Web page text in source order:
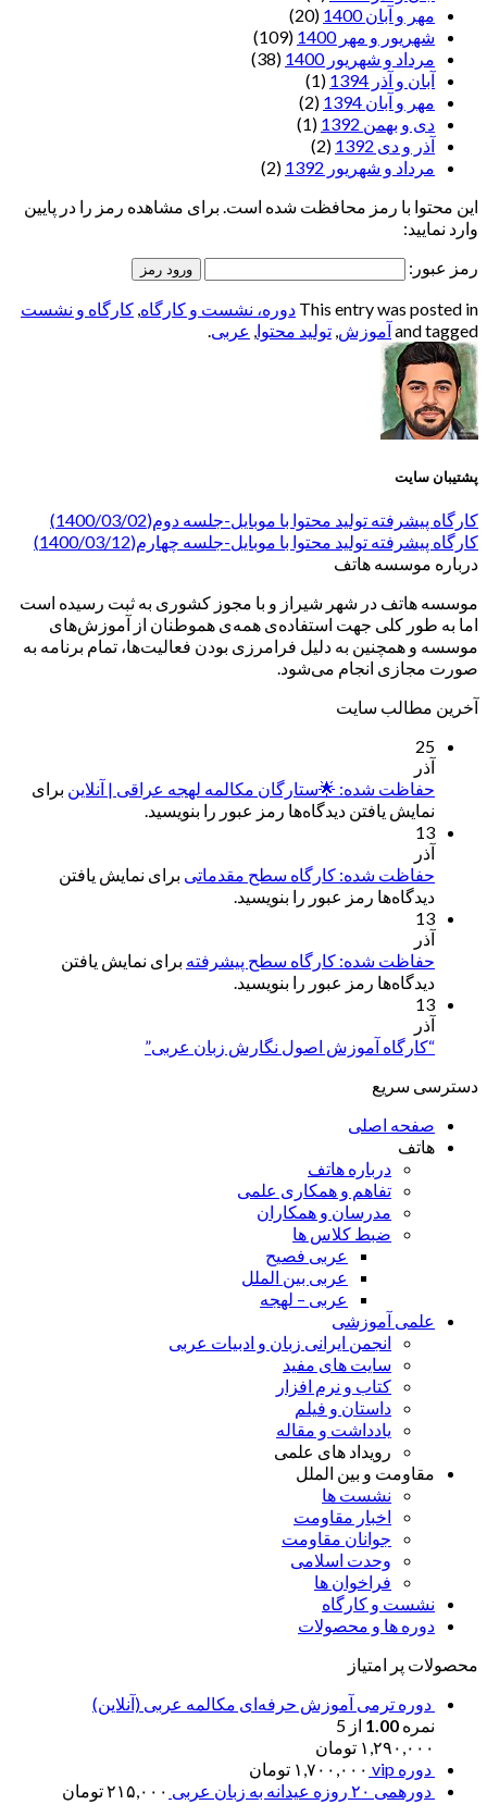
مهر و آبان 1400
(20)
شهریور و مهر 1400
(109)
مرداد و شهریور 1400
(38)
آبان و آذر 1394
(1)
مهر و آبان 1394
(2)
دی و بهمن 1392
(1)
آذر و دی 1392
(2)
مرداد و شهریور 1392
(2)
این محتوا با رمز محافظت شده است. برای مشاهده رمز را در پایین
وارد نمایید:
رمز عبور:
This entry was posted in دوره، نشست و کارگاه, کارگاه و نشست
and tagged آموزش, تولید محتوا, عربی.
پشتیبان سایت
کارگاه پیشرفته تولید محتوا با موبایل-جلسه دوم(1400/03/02)
کارگاه پیشرفته تولید محتوا با موبایل-جلسه چهارم(1400/03/12)
درباره موسسه هاتف
موسسه هاتف در شهر شیراز و با مجوز کشوری به ثبت رسیده است
اما به طور کلی جهت استفاده‌ی همه‌ی هموطنان از آموزش‌های
موسسه و همچنین به دلیل فرامرزی بودن فعالیت‌ها، تمام برنامه به
صورت مجازی انجام می‌شود.
آخرین مطالب سایت
25
آذر
حفاظت شده: 🌟ستارگان مکالمه لهجه عراقی | آنلاین برای
نمایش یافتن دیدگاه‌ها رمز عبور را بنویسید.
13
آذر
حفاظت شده: کارگاه سطح مقدماتی برای نمایش یافتن
دیدگاه‌ها رمز عبور را بنویسید.
13
آذر
حفاظت شده: کارگاه سطح پیشرفته برای نمایش یافتن
دیدگاه‌ها رمز عبور را بنویسید.
13
آذر
“کارگاه آموزش اصول نگارش زبان عربی”
دسترسی سریع
صفحه اصلی
هاتف
درباره هاتف
تفاهم و همکاری علمی
مدرسان و همکاران
ضبط کلاس ها
عربی فصیح
عربی بین الملل
عربی – لهجه
علمی آموزشی
انجمن ایرانی زبان و ادبیات عربی
سایت های مفید
کتاب و نرم افزار
داستان و فیلم
یادداشت و مقاله
رویداد های علمی
مقاومت و بین الملل
نشست ها
اخبار مقاومت
جوانان مقاومت
وحدت اسلامی
فراخوان ها
نشست و کارگاه
دوره ها و محصولات
محصولات پر امتیاز
دوره ترمی آموزش حرفه‌ای مکالمه عربی (آنلاین)
نمره 1.00 از 5
۱,۲۹۰,۰۰۰ تومان
دوره vip
۱,۷۰۰,۰۰۰ تومان
دورهمی ۲۰ روزه عیدانه به زبان عربی
۲۱۵,۰۰۰تومان